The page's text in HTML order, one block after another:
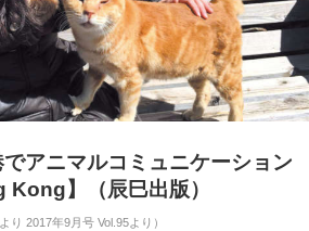
でアニマルコミュニケーション
】（辰巳出版）
り 2017年9月号 Vol.95より）